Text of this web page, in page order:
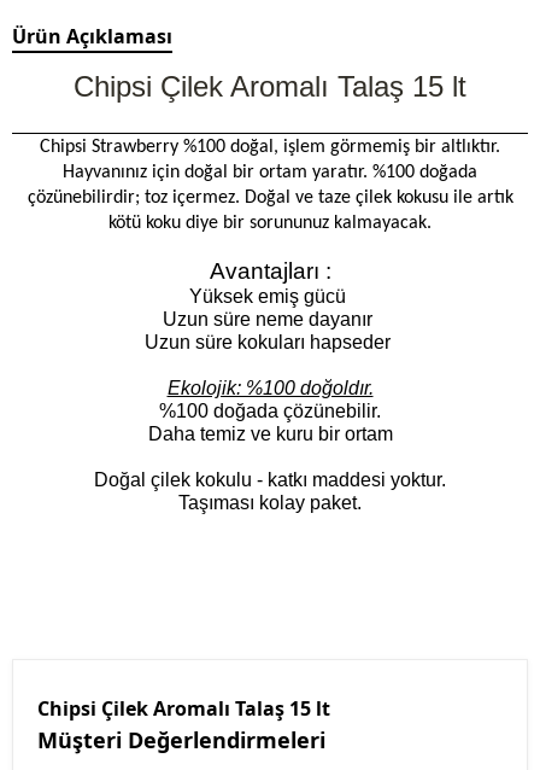
Ürün Açıklaması
Chipsi Çilek Aromalı Talaş 15 lt
Chipsi Strawberry %100 doğal, işlem görmemiş bir altlıktır.
Hayvanınız için doğal bir ortam yaratır. %100 doğada
çözünebilirdir; toz içermez. Doğal ve taze çilek kokusu ile artık
kötü koku diye bir sorununuz kalmayacak.
Avantajları :
Yüksek emiş gücü
Uzun süre neme dayanır
Uzun süre kokuları hapseder
Ekolojik: %100 doğoldır.
%100 doğada çözünebilir.
Daha temiz ve kuru bir ortam
Doğal çilek kokulu - katkı maddesi yoktur.
Taşıması kolay paket.
Chipsi Çilek Aromalı Talaş 15 lt
Müşteri Değerlendirmeleri